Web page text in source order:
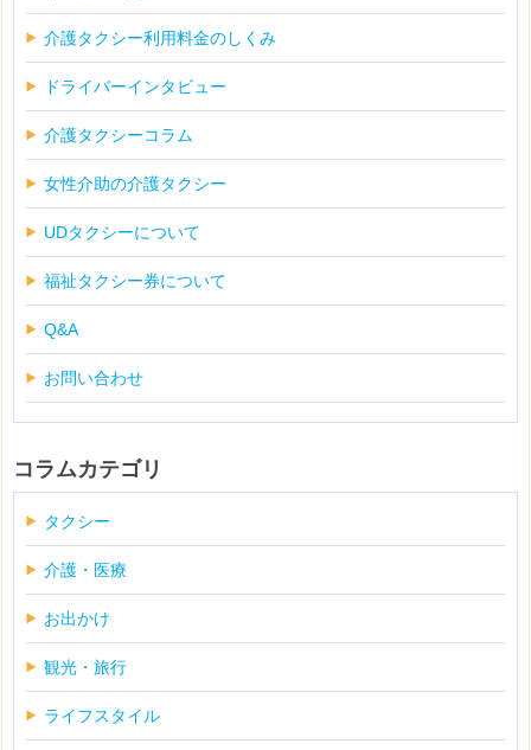
介護タクシー利用料金のしくみ
ドライバーインタビュー
介護タクシーコラム
女性介助の介護タクシー
UDタクシーについて
福祉タクシー券について
Q&A
お問い合わせ
コラムカテゴリ
タクシー
介護・医療
お出かけ
観光・旅行
ライフスタイル